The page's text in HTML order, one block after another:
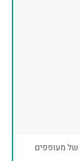
של מעופפים